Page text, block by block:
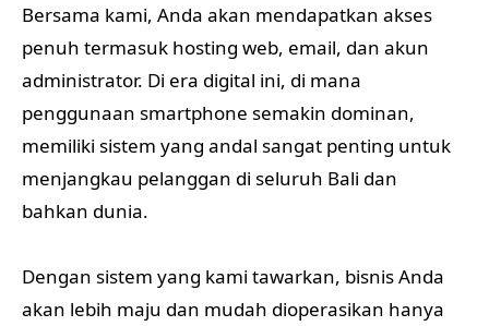
Bersama kami, Anda akan mendapatkan akses
penuh termasuk hosting web, email, dan akun
administrator. Di era digital ini, di mana
penggunaan smartphone semakin dominan,
memiliki sistem yang andal sangat penting untuk
menjangkau pelanggan di seluruh Bali dan
bahkan dunia.
Dengan sistem yang kami tawarkan, bisnis Anda
akan lebih maju dan mudah dioperasikan hanya